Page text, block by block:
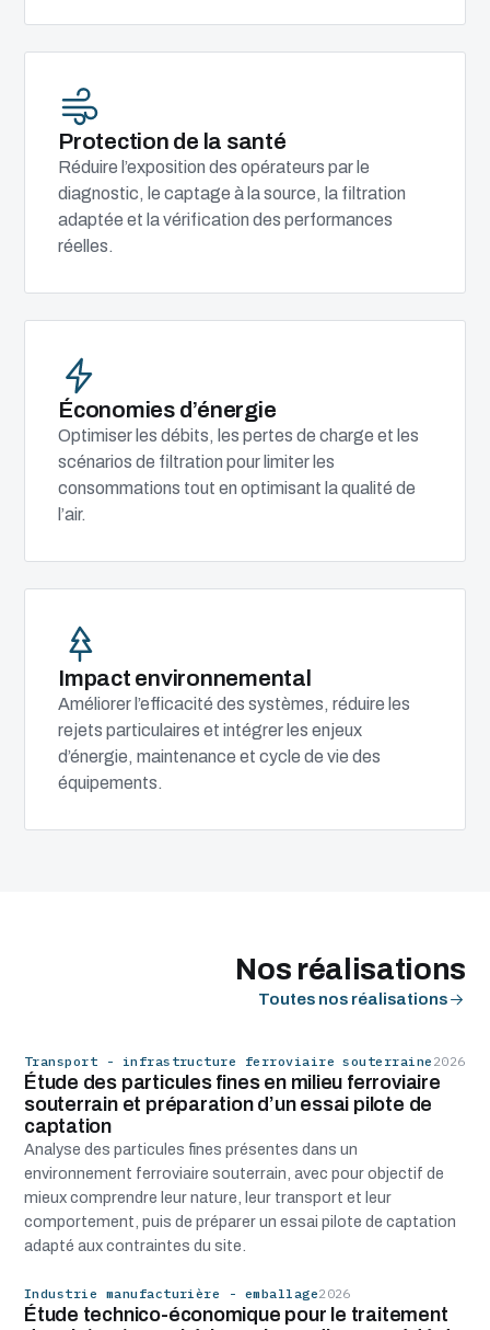
Protection de la santé
Réduire l’exposition des opérateurs par le
diagnostic, le captage à la source, la filtration
adaptée et la vérification des performances
réelles.
Économies d’énergie
Optimiser les débits, les pertes de charge et les
scénarios de filtration pour limiter les
consommations tout en optimisant la qualité de
l’air.
Impact environnemental
Améliorer l’efficacité des systèmes, réduire les
rejets particulaires et intégrer les enjeux
d’énergie, maintenance et cycle de vie des
équipements.
Nos réalisations
Toutes nos réalisations
Transport - infrastructure ferroviaire souterraine 2026
Étude des particules fines en milieu ferroviaire
souterrain et préparation d’un essai pilote de
captation
Analyse des particules fines présentes dans un
environnement ferroviaire souterrain, avec pour objectif de
mieux comprendre leur nature, leur transport et leur
comportement, puis de préparer un essai pilote de captation
adapté aux contraintes du site.
Industrie manufacturière - emballage2026
Étude technico-économique pour le traitement